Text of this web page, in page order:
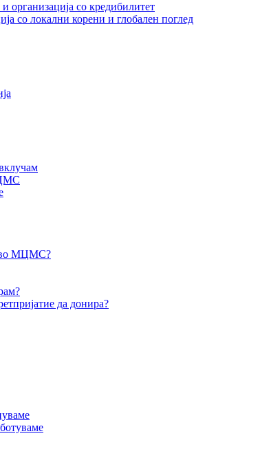
со кредибилитет
со локални корени и глобален поглед
во МЦМС?
да донира?